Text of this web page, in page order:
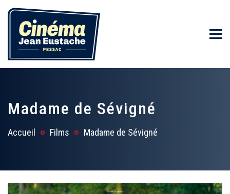
Madame de Sévigné
Accueil Films Madame de Sévigné